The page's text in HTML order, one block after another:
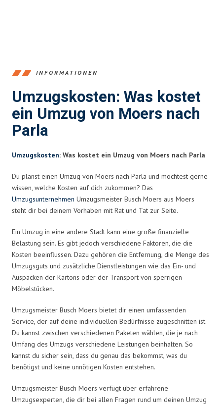
INFORMATIONEN
Umzugskosten: Was kostet
ein Umzug von Moers nach
Parla
Umzugskosten: Was kostet ein Umzug von Moers nach Parla
Du planst einen Umzug von Moers nach Parla und möchtest gerne
wissen, welche Kosten auf dich zukommen? Das
Umzugsunternehmen Umzugsmeister Busch Moers aus Moers
steht dir bei deinem Vorhaben mit Rat und Tat zur Seite.
Ein Umzug in eine andere Stadt kann eine große finanzielle
Belastung sein. Es gibt jedoch verschiedene Faktoren, die die
Kosten beeinflussen. Dazu gehören die Entfernung, die Menge des
Umzugsguts und zusätzliche Dienstleistungen wie das Ein- und
Auspacken der Kartons oder der Transport von sperrigen
Möbelstücken.
Umzugsmeister Busch Moers bietet dir einen umfassenden
Service, der auf deine individuellen Bedürfnisse zugeschnitten ist.
Du kannst zwischen verschiedenen Paketen wählen, die je nach
Umfang des Umzugs verschiedene Leistungen beinhalten. So
kannst du sicher sein, dass du genau das bekommst, was du
benötigst und keine unnötigen Kosten entstehen.
Umzugsmeister Busch Moers verfügt über erfahrene
Umzugsexperten, die dir bei allen Fragen rund um deinen Umzug